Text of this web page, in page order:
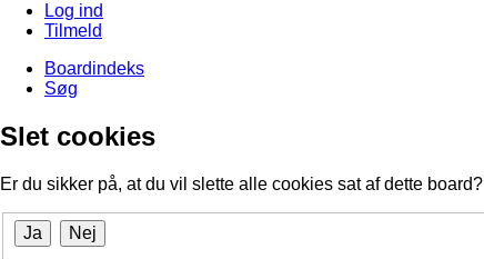
Log ind
Tilmeld
Boardindeks
Søg
Slet cookies
Er du sikker på, at du vil slette alle cookies sat af dette board?